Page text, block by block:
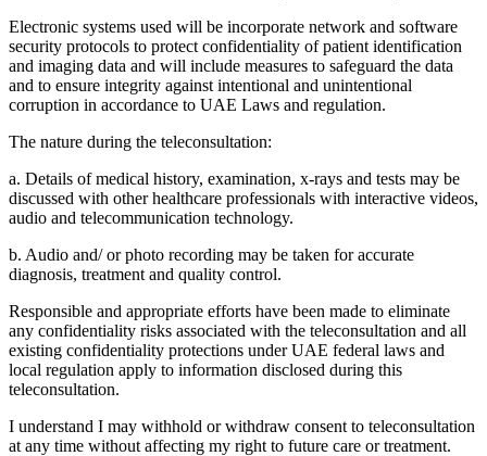
Electronic systems used will be incorporate network and software
security protocols to protect confidentiality of patient identification
and imaging data and will include measures to safeguard the data
and to ensure integrity against intentional and unintentional
corruption in accordance to UAE Laws and regulation.
The nature during the teleconsultation:
a. Details of medical history, examination, x-rays and tests may be
discussed with other healthcare professionals with interactive videos,
audio and telecommunication technology.
b. Audio and/ or photo recording may be taken for accurate
diagnosis, treatment and quality control.
Responsible and appropriate efforts have been made to eliminate
any confidentiality risks associated with the teleconsultation and all
existing confidentiality protections under UAE federal laws and
local regulation apply to information disclosed during this
teleconsultation.
I understand I may withhold or withdraw consent to teleconsultation
at any time without affecting my right to future care or treatment.